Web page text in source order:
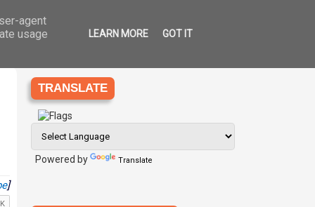
Eziologia Siti
]
TRANSLATE
Powered by Translate
agent
usage
LEARN MORE GOT IT